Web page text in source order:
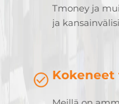
Tmoney ja
ja